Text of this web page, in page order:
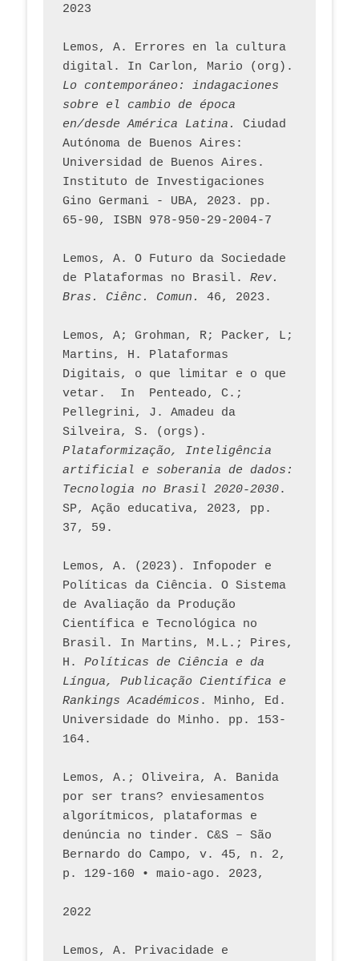
2023
Lemos, A. Errores en la cultura
Lo contemporáneo: indagaciones
sobre el cambio de época
en/desde América Latina.
Ciudad
Autónoma de Buenos Aires:
Universidad de Buenos Aires.
Instituto de Investigaciones
Gino Germani - UBA, 2023. pp.
65-90, ISBN 978-950-29-2004-7
Lemos, A. O Futuro da Sociedade
de Plataformas no Brasil. Rev.
Bras. Ciênc. Comun.
Lemos, A; Grohman, R; Packer, L;
Martins, H. Plataformas
Digitais, o que limitar e o que
vetar.  In  Penteado, C.;
Pellegrini, J. Amadeu da
Plataformização, Inteligência
artificial e soberania de dados:
Tecnologia no Brasil 2020-2030.
SP, Ação educativa, 2023, pp.
37, 59.
Lemos, A. (2023). Infopoder e
Políticas da Ciência. O Sistema
de Avaliação da Produção
Científica e Tecnológica no
Brasil. In Martins, M.L.; Pires,
H. Políticas de Ciência e da
Língua, Publicação Científica e
Rankings Académicos . Minho, Ed.
Universidade do Minho. pp. 153-
164.
Lemos, A.; Oliveira, A. Banida
por ser trans? enviesamentos
algorítmicos, plataformas e
denúncia no tinder. C&S – São
Bernardo do Campo, v. 45, n. 2,
p. 129-160 • maio-ago. 2023,
2022
Lemos, A. Privacidade e